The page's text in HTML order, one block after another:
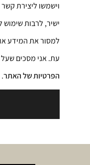
וישמשו ליצירת קשר
ישיר, לרבות שימוש
למסור את המידע או
עת. אני מסכים שעל
הפרטיות של האתר.